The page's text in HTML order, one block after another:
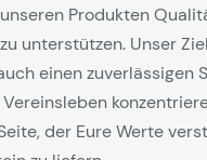
Produkten
unterstützen. Unser
einen zuverlässigen
der Eure Werte